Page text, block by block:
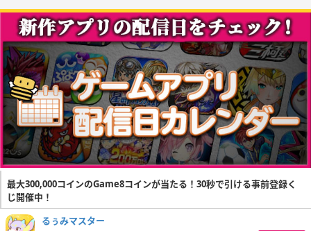
最大300,000コインのGame8コインが当たる！30秒で引ける事前登録く
じ開催中！
るぅみマスター